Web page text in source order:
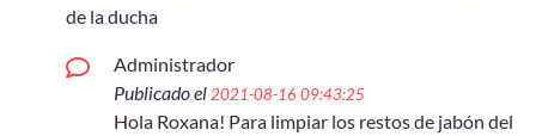
de la ducha
Administrador
Publicado el 2021-08-16 09:43:25
Hola Roxana! Para limpiar los restos de jabón del